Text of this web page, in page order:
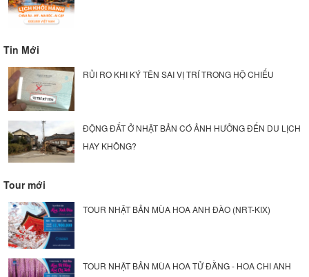
Tin Mới
RỦI RO KHI KÝ TÊN SAI VỊ TRÍ TRONG HỘ CHIẾU
ĐỘNG ĐẤT Ở NHẬT BẢN CÓ ẢNH HƯỞNG ĐẾN DU LỊCH
HAY KHÔNG?
Tour mới
TOUR NHẬT BẢN MÙA HOA ANH ĐÀO (NRT-KIX)
TOUR NHẬT BẢN MÙA HOA TỬ ĐẰNG - HOA CHI ANH